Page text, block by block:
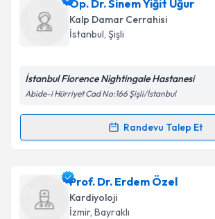
oluşturun. Size bu uzmandan randevu
takvim hazırlandığında e-posta ile
Kişisel verilerimin işlenmesine ilişkin
Metni'ni okudum ve kişisel
Takvim Talebini
Op. Dr. Sinem Yiğit Uğur
Kalp Damar Cerrahisi
İstanbul, Şişli
İstanbul Florence Nightingale Hastanesi
Abide-i Hürriyet Cad No:166 Şişli/İstanbul
Randevu Talep Et
Randevu Takvimi Talebi
Op. Dr. Sinem Yiğit Uğuriçin
oluşturun. Size bu uzmandan randevu
takvim hazırlandığında e-posta ile
Prof. Dr. Erdem Özel
Kardiyoloji
İzmir, Bayraklı